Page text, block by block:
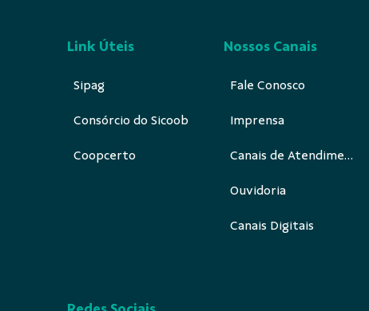
Link Úteis
Sipag
Consórcio do Sicoob
Coopcerto
Nossos Canais
Fale Conosco
Imprensa
Canais de Atendimento
Ouvidoria
Canais Digitais